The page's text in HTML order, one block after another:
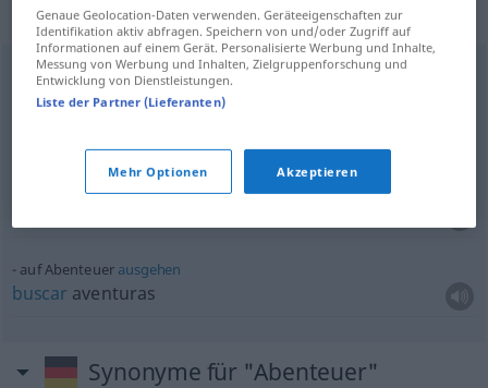
Beispielsätze für "Abenteuer"
ein Abenteuerbestehen
pasarunaaventura
galantes Abenteuer
fgalante
auf Abenteuer ausgehen
buscar aventuras
Synonyme für "Abenteuer"
Genaue Geolocation-Daten verwenden. Geräteeigenschaften zur
Identifikation aktiv abfragen. Speichern von und/oder Zugriff auf
Informationen auf einem Gerät. Personalisierte Werbung und Inhalte,
Messung von Werbung und Inhalten, Zielgruppenforschung und
Entwicklung von Dienstleistungen.
Liste der Partner (Lieferanten)
Mehr Optionen Akzeptieren